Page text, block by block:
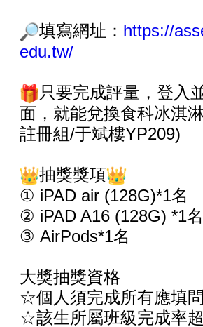
填寫網址： https://
edu.tw/
只要完成評量，登入
面，就能兌換食科冰淇
註冊組/于斌樓YP209)
抽獎獎項
① iPAD air (128G)*1名
② iPAD A16 (128G) *1名
③ AirPods*1名
大獎抽獎資格
☆個人須完成所有應填
☆該生所屬班級完成率